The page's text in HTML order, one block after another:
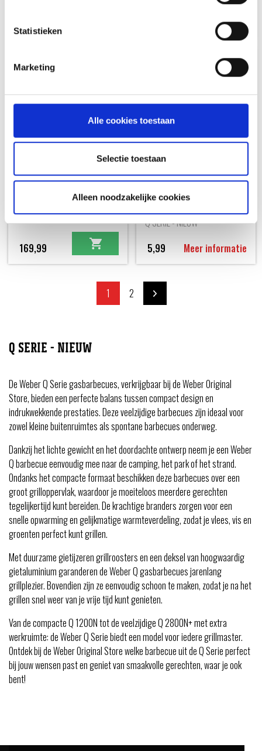
Statistieken
Marketing
Alle cookies toestaan
Selectie toestaan
Alleen noodzakelijke cookies
NIEUW
Q SERIE - NIEUW
169,99
ALUMINIUM LEKBAKJES - 10
STUKS
Q SERIE - NIEUW
5,99
Meer informatie
1 2
Q SERIE - NIEUW
De Weber Q Serie gasbarbecues, verkrijgbaar bij de Weber Original
Store, bieden een perfecte balans tussen compact design en
indrukwekkende prestaties. Deze veelzijdige barbecues zijn ideaal voor
zowel kleine buitenruimtes als spontane barbecues onderweg.
Dankzij het lichte gewicht en het doordachte ontwerp neem je een Weber
Q barbecue eenvoudig mee naar de camping, het park of het strand.
Ondanks het compacte formaat beschikken deze barbecues over een
groot grilloppervlak, waardoor je moeiteloos meerdere gerechten
tegelijkertijd kunt bereiden. De krachtige branders zorgen voor een
snelle opwarming en gelijkmatige warmteverdeling, zodat je vlees, vis en
groenten perfect kunt grillen.
Met duurzame gietijzeren grillroosters en een deksel van hoogwaardig
gietaluminium garanderen de Weber Q gasbarbecues jarenlang
grillplezier. Bovendien zijn ze eenvoudig schoon te maken, zodat je na het
grillen snel weer van je vrije tijd kunt genieten.
Van de compacte Q 1200N tot de veelzijdige Q 2800N+ met extra
werkruimte: de Weber Q Serie biedt een model voor iedere grillmaster.
Ontdek bij de Weber Original Store welke barbecue uit de Q Serie perfect
bij jouw wensen past en geniet van smaakvolle gerechten, waar je ook
bent!